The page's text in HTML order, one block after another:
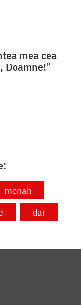
mea cea
Doamne!”
monah
dar